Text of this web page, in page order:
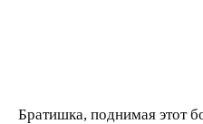
Братишка, поднимая этот